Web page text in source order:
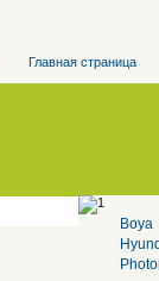
Главная страница
Boya